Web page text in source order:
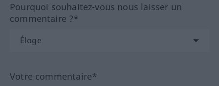
Pourquoi souhaitez-vous nous laisser un
commentaire ?*
Votre commentaire*